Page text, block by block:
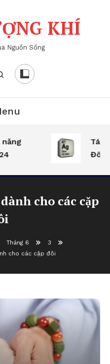
KHÍ
Nguồn Sống
Tác
Đông
cho các cặp
Tháng 6
3
cho các cặp đôi